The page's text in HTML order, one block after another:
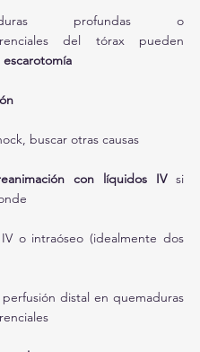
profundas o
del tórax pueden
escarotomía
buscar otras causas
con líquidos IV si
o intraóseo (idealmente dos
perfusión distal en quemaduras